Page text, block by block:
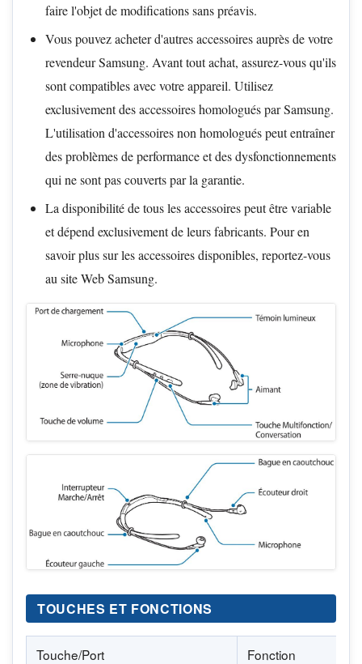
faire l'objet de modifications sans préavis.
Vous pouvez acheter d'autres accessoires auprès de votre
revendeur Samsung. Avant tout achat, assurez-vous qu'ils
sont compatibles avec votre appareil. Utilisez
exclusivement des accessoires homologués par Samsung.
L'utilisation d'accessoires non homologués peut entraîner
des problèmes de performance et des dysfonctionnements
qui ne sont pas couverts par la garantie.
La disponibilité de tous les accessoires peut être variable
et dépend exclusivement de leurs fabricants. Pour en
savoir plus sur les accessoires disponibles, reportez-vous
au site Web Samsung.
TOUCHES ET FONCTIONS
Touche/Port Fonction